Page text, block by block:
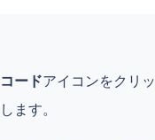
コードアイコンをクリ
します。